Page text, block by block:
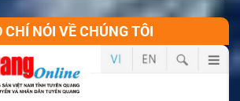
CHÍ NÓI VỀ CHÚNG TÔI